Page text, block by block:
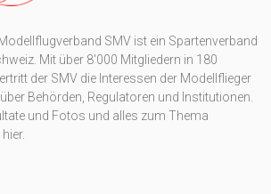
SMV ist ein Spartenverband
Mit über 8'000 Mitgliedern in 180
der SMV die Interessen der Modellflieger
Behörden, Regulatoren und Institutionen.
und Fotos und alles zum Thema